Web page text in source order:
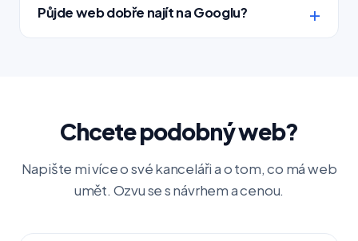
Půjde web dobře najít na Googlu?
Chcete podobný web?
Napište mi více o své kanceláři a o tom, co má web
umět. Ozvu se s návrhem a cenou.